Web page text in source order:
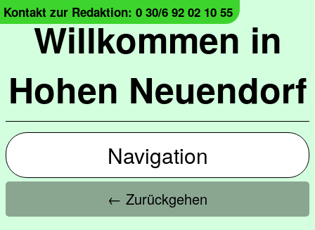
Willkommen in
Hohen Neuendorf
Kontakt zur Redaktion: 0 30/6 92 02 10 55
Navigation
← Zurückgehen